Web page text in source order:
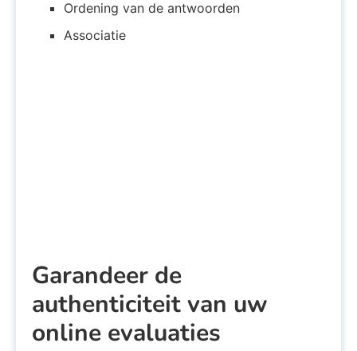
Ordening van de antwoorden
Associatie
Garandeer de
authenticiteit van uw
online evaluaties